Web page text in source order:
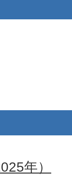
年）